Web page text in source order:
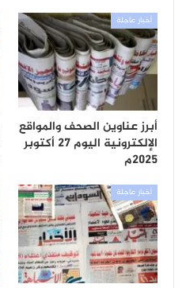
أخبار عاجلة
أبرز عناوين الصحف والمواقع
الإلكترونية اليوم 27 أكتوبر
2025م
أخبار عاجلة